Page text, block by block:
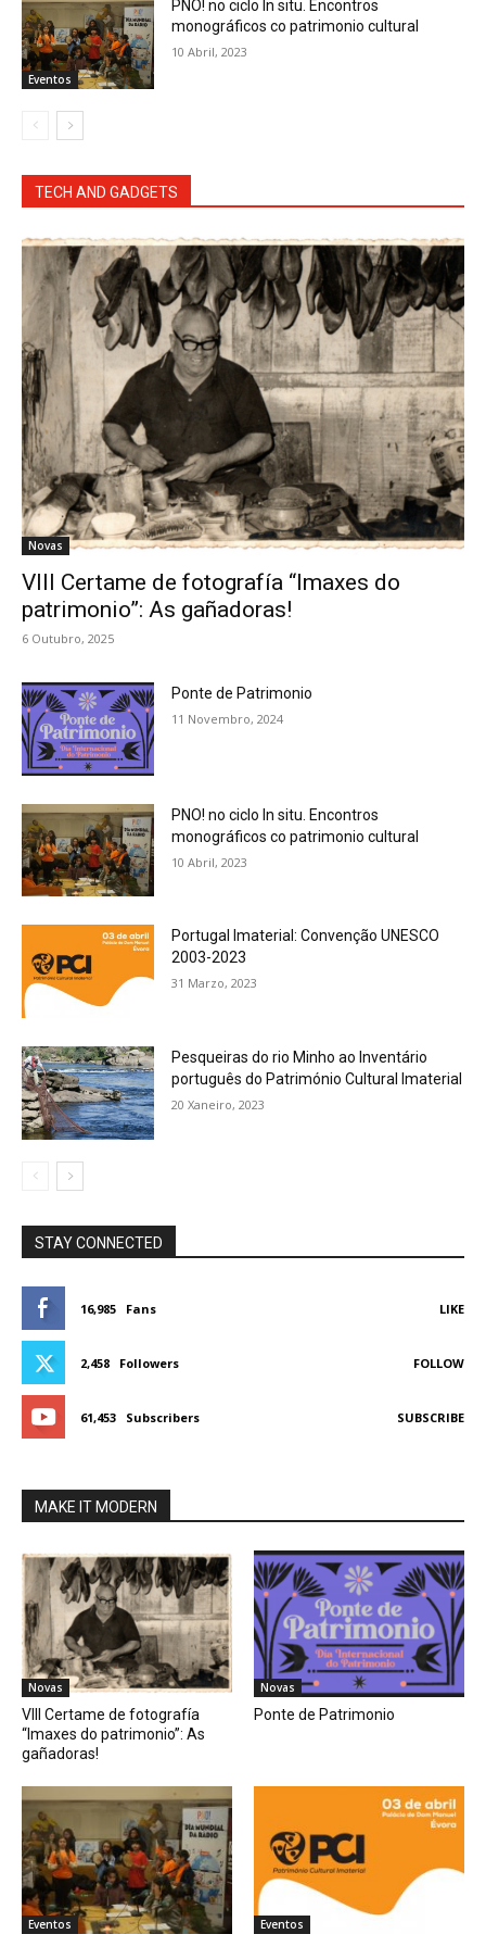
Eventos
PNO! no ciclo In situ. Encontros
monográficos co patrimonio cultural
10 Abril, 2023
TECH AND GADGETS
Novas
VIII Certame de fotografía “Imaxes do
patrimonio”: As gañadoras!
6 Outubro, 2025
Ponte de Patrimonio
11 Novembro, 2024
PNO! no ciclo In situ. Encontros
monográficos co patrimonio cultural
10 Abril, 2023
Portugal Imaterial: Convenção UNESCO
2003-2023
31 Marzo, 2023
Pesqueiras do rio Minho ao Inventário
português do Património Cultural Imaterial
20 Xaneiro, 2023
STAY CONNECTED
16,985 Fans LIKE
2,458 Followers FOLLOW
61,453 Subscribers SUBSCRIBE
MAKE IT MODERN
Novas
VIII Certame de fotografía
“Imaxes do patrimonio”: As
gañadoras!
Novas
Ponte de Patrimonio
Eventos Eventos